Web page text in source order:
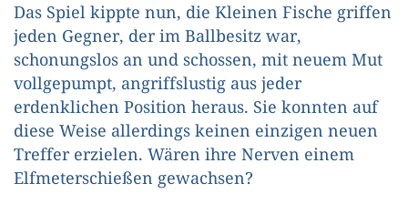
Das Spiel kippte nun, die Kleinen Fische griffen
jeden Gegner, der im Ballbesitz war,
schonungslos an und schossen, mit neuem Mut
vollgepumpt, angriffslustig aus jeder
erdenklichen Position heraus. Sie konnten auf
diese Weise allerdings keinen einzigen neuen
Treffer erzielen. Wären ihre Nerven einem
Elfmeterschießen gewachsen?